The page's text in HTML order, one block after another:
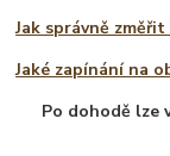
Jak správně
Jaké zapínání na
Po dohodě lze